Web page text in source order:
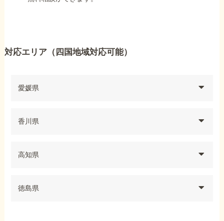
対応エリア（四国地域対応可能）
愛媛県
香川県
高知県
徳島県